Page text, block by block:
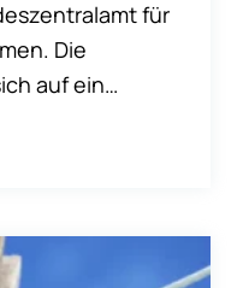
für
Die
auf ein
Aktenzeichen
von fünf